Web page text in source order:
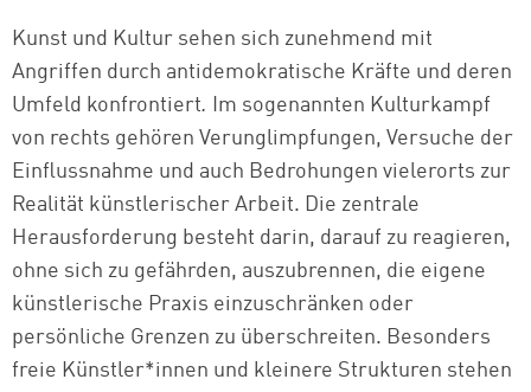
Kunst und Kultur sehen sich zunehmend mit
Angriffen durch antidemokratische Kräfte und deren
Umfeld konfrontiert.
Im sogenannten Kulturkampf
von rechts gehören Verunglimpfungen, Versuche der
Einflussnahme und auch Bedrohungen vielerorts zur
Realität künstlerischer Arbeit. Die zentrale
Herausforderung besteht darin, darauf zu reagieren,
ohne sich zu gefährden, auszubrennen, die eigene
künstlerische Praxis einzuschränken oder
persönliche Grenzen zu überschreiten. Besonders
freie Künstler*innen und kleinere Strukturen stehen